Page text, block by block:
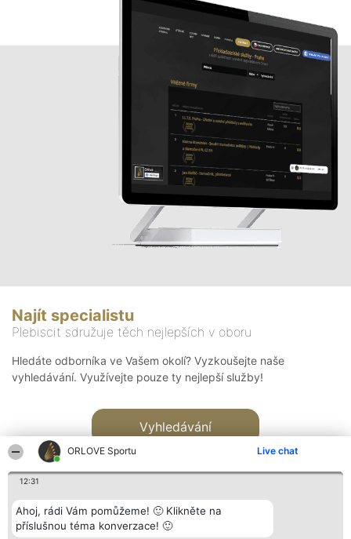
ORLOVE Sportu Live chat
12:31
Ahoj, rádi Vám pomůžeme! 🙂 Klikněte na
příslušnou téma konverzace! 🙂
Najít specialistu
Plebiscit sdružuje těch nejlepších v oboru
Hledáte odborníka ve Vašem okolí? Vyzkoušejte naše
vyhledávání. Využívejte pouze ty nejlepší služby!
Vyhledávání